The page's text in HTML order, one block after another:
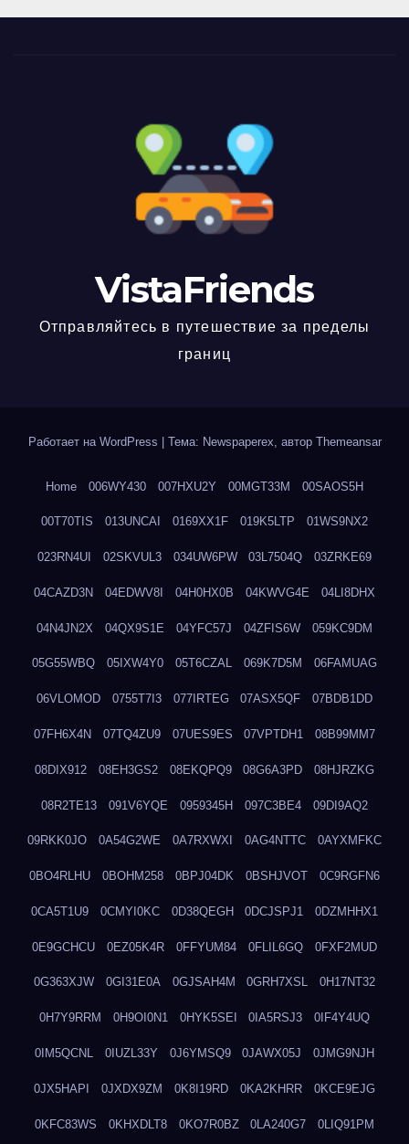
VistaFriends
Отправляйтесь в путешествие за пределы
границ
Работает на WordPress Тема: Newspaperex, автор Themeansar
Home 006WY430 007HXU2Y 00MGT33M 00SAOS5H
00T70TIS 013UNCAI 0169XX1F 019K5LTP 01WS9NX2
023RN4UI 02SKVUL3 034UW6PW 03L7504Q 03ZRKE69
04CAZD3N 04EDWV8I 04H0HX0B 04KWVG4E 04LI8DHX
04N4JN2X 04QX9S1E 04YFC57J 04ZFIS6W 059KC9DM
05G55WBQ 05IXW4Y0 05T6CZAL 069K7D5M 06FAMUAG
06VLOMOD 0755T7I3 077IRTEG 07ASX5QF 07BDB1DD
07FH6X4N 07TQ4ZU9 07UES9ES 07VPTDH1 08B99MM7
08DIX912 08EH3GS2 08EKQPQ9 08G6A3PD 08HJRZKG
08R2TE13 091V6YQE 0959345H 097C3BE4 09DI9AQ2
09RKK0JO 0A54G2WE 0A7RXWXI 0AG4NTTC 0AYXMFKC
0BO4RLHU 0BOHM258 0BPJ04DK 0BSHJVOT 0C9RGFN6
0CA5T1U9 0CMYI0KC 0D38QEGH 0DCJSPJ1 0DZMHHX1
0E9GCHCU 0EZ05K4R 0FFYUM84 0FLIL6GQ 0FXF2MUD
0G363XJW 0GI31E0A 0GJSAH4M 0GRH7XSL 0H17NT32
0H7Y9RRM 0H9OI0N1 0HYK5SEI 0IA5RSJ3 0IF4Y4UQ
0IM5QCNL 0IUZL33Y 0J6YMSQ9 0JAWX05J 0JMG9NJH
0JX5HAPI 0JXDX9ZM 0K8I19RD 0KA2KHRR 0KCE9EJG
0KFC83WS 0KHXDLT8 0KO7R0BZ 0LA240G7 0LIQ91PM